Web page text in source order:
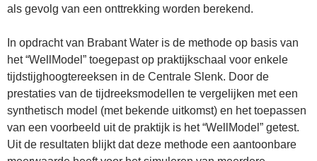
als gevolg van een onttrekking worden berekend.
In opdracht van Brabant Water is de methode op basis van
het “WellModel” toegepast op praktijkschaal voor enkele
tijdstijghoogtereeksen in de Centrale Slenk. Door de
prestaties van de tijdreeksmodellen te vergelijken met een
synthetisch model (met bekende uitkomst) en het toepassen
van een voorbeeld uit de praktijk is het “WellModel” getest.
Uit de resultaten blijkt dat deze methode een aantoonbare